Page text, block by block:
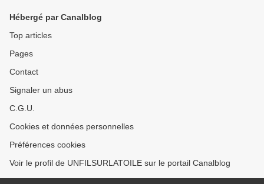
Hébergé par Canalblog
Top articles
Pages
Contact
Signaler un abus
C.G.U.
Cookies et données personnelles
Préférences cookies
Voir le profil de UNFILSURLATOILE sur le portail Canalblog